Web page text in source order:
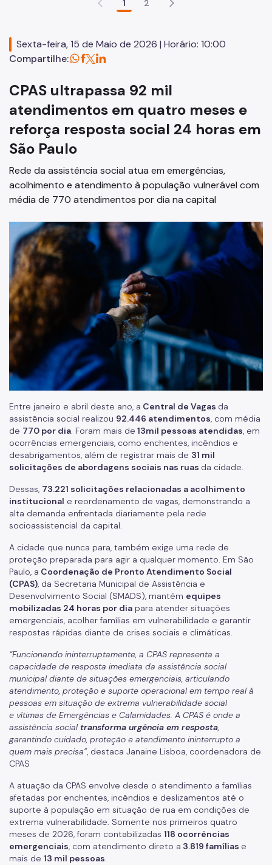
CPAS
Painéis
Pessoa em situação de rua
Programa Reencontro
Crianças e Adolescentes
Jovens e Adultos
Idosos
Pessoas com Deficiência
Famílias
Família Acolhedora
Mulheres Vítimas de Violência
LGBTQIAPN+
Imigrantes
Programa Cidade Protetora
Operação Altas Temperaturas (OAT)
Operação Baixas Temperaturas (OBT)
Coordenadoria de Gestão de Benefícios
Transferência de Renda
Programa Bolsa Família
Renda Mínima
Benefício de Prestação Continuada (BPC)
Relação de Convênios e Parcerias
Instrumentais de Parcerias
Legislação
Editais
Atas de Registro de Preço
Observatório Socioassistencial
Pesquisas
Georreferenciamento
Gestão da Informação
Monitoramento e Avaliação
Formulário Social
Imprensa
Notícias
1 2
Sexta-feira, 15 de Maio de 2026 | Horário: 10:00
Compartilhe:
CPAS ultrapassa 92 mil
atendimentos em quatro meses e
reforça resposta social 24 horas em
São Paulo
Rede da assistência social atua em emergências,
acolhimento e atendimento à população vulnerável com
média de 770 atendimentos por dia na capital
Entre janeiro e abril deste ano, a Central de Vagas da
assistência social realizou 92.446 atendimentos, com média
de 770 por dia. Foram mais de 13mil pessoas atendidas, em
ocorrências emergenciais, como enchentes, incêndios e
desabrigamentos, além de registrar mais de 31 mil
solicitações de abordagens sociais nas ruas da cidade.
Dessas, 73.221 solicitações relacionadas a acolhimento
institucional e reordenamento de vagas, demonstrando a
alta demanda enfrentada diariamente pela rede
socioassistencial da capital.
A cidade que nunca para, também exige uma rede de
proteção preparada para agir a qualquer momento. Em São
Paulo, a Coordenação de Pronto Atendimento Social
(CPAS), da Secretaria Municipal de Assistência e
Desenvolvimento Social (SMADS), mantém equipes
mobilizadas 24 horas por dia para atender situações
emergenciais, acolher famílias em vulnerabilidade e garantir
respostas rápidas diante de crises sociais e climáticas.
“Funcionando ininterruptamente, a CPAS representa a
capacidade de resposta imediata da assistência social
municipal diante de situações emergenciais, articulando
atendimento, proteção e suporte operacional em tempo real á
pessoas em situação de extrema vulnerabilidade social
e vítimas de Emergências e Calamidades. A CPAS é onde a
assistência social transforma urgência em resposta,
garantindo cuidado, proteção e atendimento ininterrupto a
quem mais precisa”, destaca Janaine Lisboa, coordenadora de
CPAS
A atuação da CPAS envolve desde o atendimento a famílias
afetadas por enchentes, incêndios e deslizamentos até o
suporte à população em situação de rua em condições de
extrema vulnerabilidade. Somente nos primeiros quatro
meses de 2026, foram contabilizadas 118 ocorrências
emergenciais, com atendimento direto a 3.819 famílias e
mais de 13 mil pessoas.